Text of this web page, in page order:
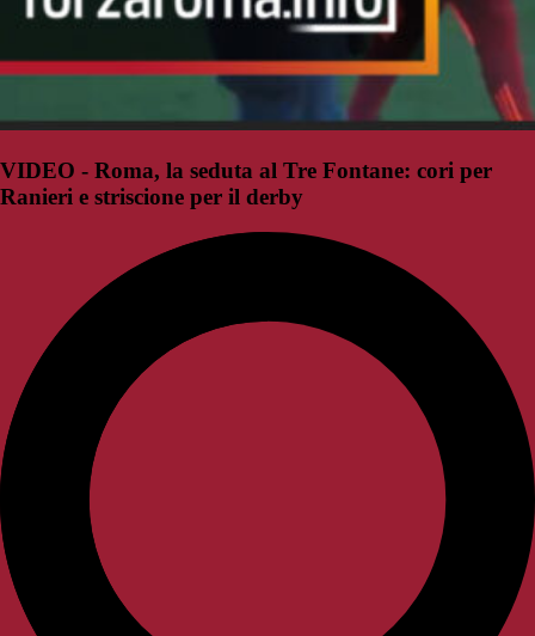
VIDEO - Roma, la seduta al Tre Fontane: cori per
Ranieri e striscione per il derby